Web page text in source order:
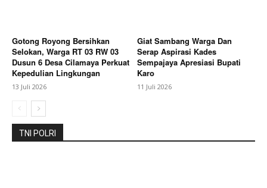
Gotong Royong Bersihkan
Selokan, Warga RT 03 RW 03
Dusun 6 Desa Cilamaya Perkuat
Kepedulian Lingkungan
13 Juli 2026
Giat Sambang Warga Dan
Serap Aspirasi Kades
Sempajaya Apresiasi Bupati
Karo
11 Juli 2026
TNI POLRI